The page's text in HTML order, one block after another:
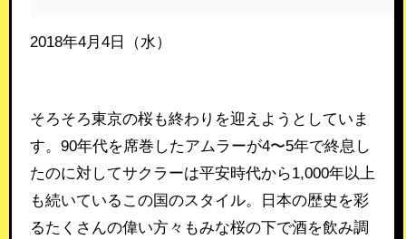
2018年4月4日（水）
そろそろ東京の桜も終わりを迎えようとしていま
す。90年代を席巻したアムラーが4〜5年で終息し
たのに対してサクラーは平安時代から1,000年以上
も続いているこの国のスタイル。日本の歴史を彩
るたくさんの偉い方々もみな桜の下で酒を飲み調